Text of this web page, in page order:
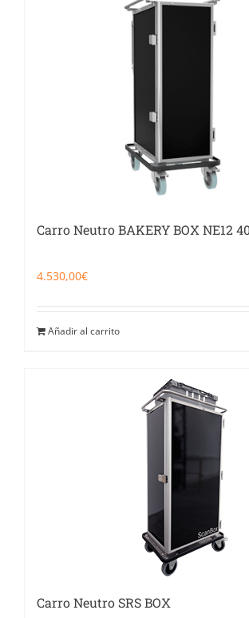
Carro Neutro BAKERY BOX NE12
4.530,00€
Añadir al carrito
Carro Neutro SRS BOX